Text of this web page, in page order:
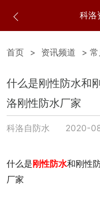
科洛
首页 > 资讯频道 >
什么是刚性防水和
洛刚性防水厂家
科洛自防水 2020-
什么是刚性防水和刚性
厂家